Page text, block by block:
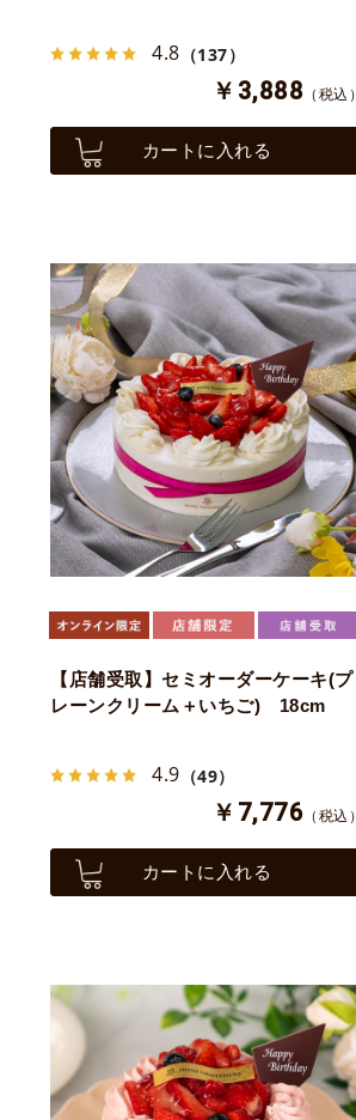
4.8 （137）
￥3,888 （税込）
カートに入れる
【店舗受取】セミオーダーケーキ(プ
レーンクリーム＋いちご) 18cm
4.9 （49）
￥7,776 （税込）
カートに入れる